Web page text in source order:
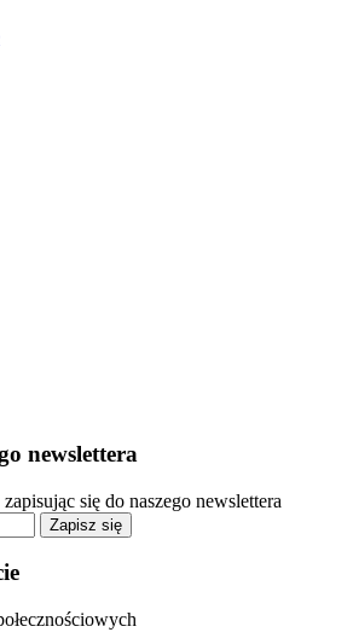
newslettera
się do naszego newslettera
Zapisz się